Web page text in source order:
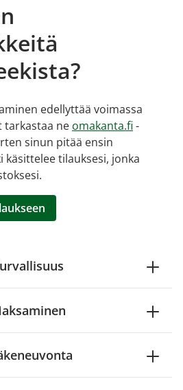
edellyttää voimassa
tarkastaa ne omakanta.fi -
sinun pitää ensin
tilauksesi, jonka